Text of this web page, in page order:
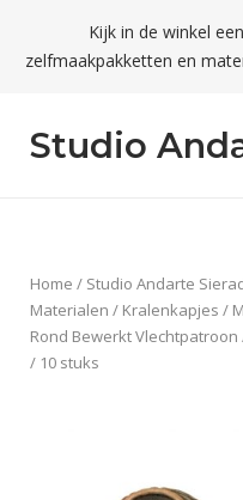
content
Kijk in de winkel
zelfmaakpakketten en
Studio
Home / Studio Andarte
Materialen / Kralenkapjes /
Rond Bewerkt
/ 10 stuks